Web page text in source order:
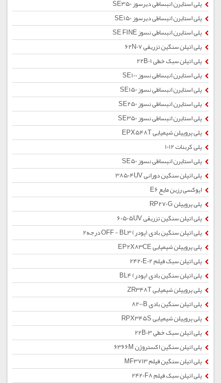
پلی استایرن انبساطی دیرسوز SE350
پلی استایرن انبساطی دیرسوز SE150
پلی استایرن انبساطی نسوز SE FINE
پلی اتیلن سنگین تزریقی 62N07
پلی اتیلن سبک خطی 22B01
پلی استایرن انبساطی نسوز SE100
پلی استایرن انبساطی نسوز SE150
پلی استایرن انبساطی نسوز SE250
پلی استایرن انبساطی نسوز SE350
پلی پروپیلن شیمیایی EPX548T
پلی کربنات 1012
پلی استایرن انبساطی نسوز SE50
پلی اتیلن سنگین دورانی 38504UV
اپوکسی رزین مایع E6
پلی پروپیلن RP270G
پلی اتیلن سنگین تزریقی 60505UV
پلی اتیلن سنگین بادی (پودر) OFF - BL3 درجه2
پلی پروپیلن شیمیایی EP2X83CE
پلی اتیلن سبک فیلم 2420E02
پلی اتیلن سنگین بادی (پودر) BL4
پلی پروپیلن شیمیایی ZR348T
پلی اتیلن سنگین بادی 8200B
پلی پروپیلن شیمیایی RPX345S
پلی اتیلن سبک خطی 22B03
پلی اتیلن سنگین اکستروژن 6366M
پلی اتیلن سنگین فیلم MF3713
پلی اتیلن سبک فیلم 2420F8